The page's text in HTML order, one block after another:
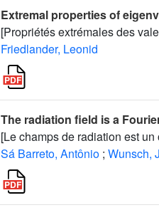
Extremal properties of
[Propriétés extrémales des
Friedlander, Leonid
The radiation field is a
[Le champs de radiation est
Sá Barreto, Antônio ; Wunsch,